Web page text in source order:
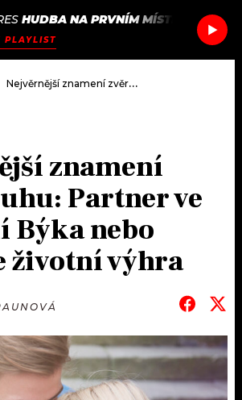
JAK
SEZNAM.CZ
HUDBA NA PRVNÍM MÍSTĚ
PLAYLIST
Nejvěrnější znamení zvěrokruhu: Partner ve znamení Býka nebo Panny je životní výhra
znamení
Partner ve
Býka nebo
životní výhra